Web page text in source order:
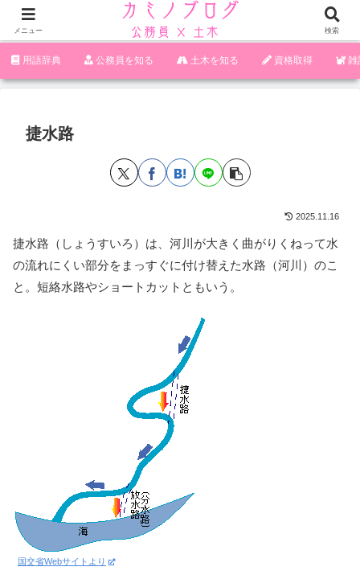
‪︎‬‪︎︎︎︎︎用語辞典 ‪︎‬‪︎︎︎︎︎公務員を知る 土木を知る 資格取得 雑
捷水路
2025.11.16
捷水路（しょうすいろ）は、河川が大きく曲がりくねって水
の流れにくい部分をまっすぐに付け替えた水路（河川）のこ
と。短絡水路やショートカットともいう。
国交省Webサイトより
メニュー 検索